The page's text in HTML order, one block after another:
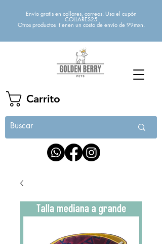
Carrito
Envío gratis en collares, correas. Usa el cupón
COLLARES25
Otros productos tienen un costo de envío de 99mxn.